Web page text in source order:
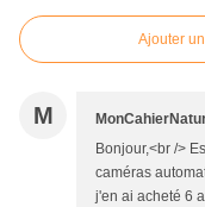
Ajouter
M
Bonjour,<br />
caméras
j'en ai acheté 6